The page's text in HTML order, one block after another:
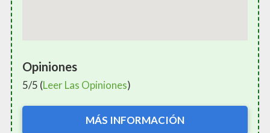
Opiniones
5/5 (Leer Las Opiniones)
MÁS INFORMACIÓN